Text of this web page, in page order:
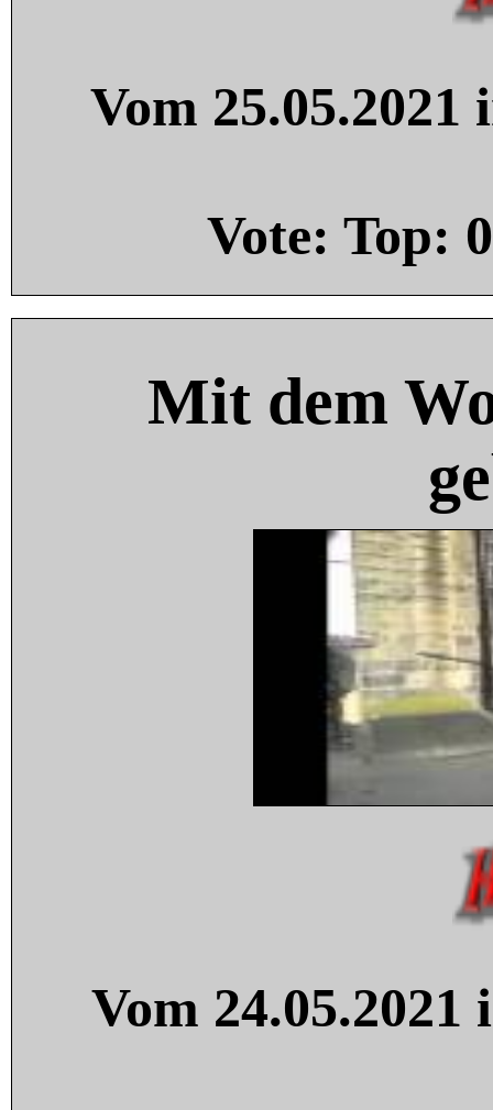
Vom
Vote: Top: 0
Mit dem
Vom 24.05.2021